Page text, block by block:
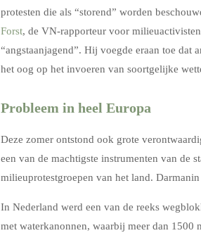
protesten die als “storend” worden
Forst, de VN-rapporteur voor
“angstaanjagend”. Hij voegde eraan toe
het oog op het invoeren van soortgelijke
Probleem in heel Europa
Deze zomer ontstond ook grote
een van de machtigste instrumenten van de
milieuprotestgroepen van het land.
In Nederland werd een van de reeks
met waterkanonnen, waarbij meer dan 1500